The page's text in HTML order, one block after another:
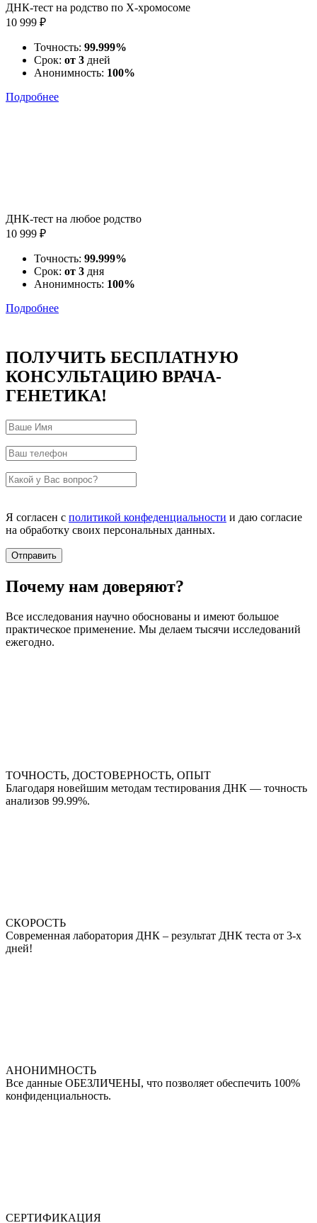
ДНК-тест на родство по X-хромосоме
10 999 ₽
Точность: 99.999%
Срок: от 3 дней
Анонимность: 100%
Подробнее
ДНК-тест на любое родство
10 999 ₽
Точность: 99.999%
Срок: от 3 дня
Анонимность: 100%
Подробнее
ПОЛУЧИТЬ БЕСПЛАТНУЮ
КОНСУЛЬТАЦИЮ ВРАЧА-
ГЕНЕТИКА!
Я согласен с политикой конфеденциальности и даю согласие
на обработку своих персональных данных.
Почему нам доверяют?
Все исследования научно обоснованы и имеют большое
практическое применение. Мы делаем тысячи исследований
ежегодно.
ТОЧНОСТЬ, ДОСТОВЕРНОСТЬ, ОПЫТ
Благодаря новейшим методам тестирования ДНК — точность
анализов 99.99%.
СКОРОСТЬ
Современная лаборатория ДНК – результат ДНК теста от 3-х
дней!
АНОНИМНОСТЬ
Все данные ОБЕЗЛИЧЕНЫ, что позволяет обеспечить 100%
конфиденциальность.
СЕРТИФИКАЦИЯ